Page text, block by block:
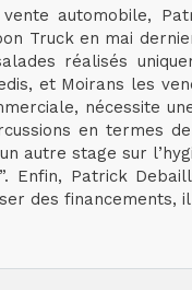
automobile,
Truck en mai
réalisés
et Moirans les
nécessite
en termes
autre stage sur
Enfin, Patrick
des